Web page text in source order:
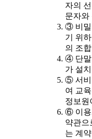
자의
문자와
③ 비밀
기 위
의 조합
④ 단말
가 설
⑤ 서비
여 교
정보원
⑥ 이용
약관으
는 계